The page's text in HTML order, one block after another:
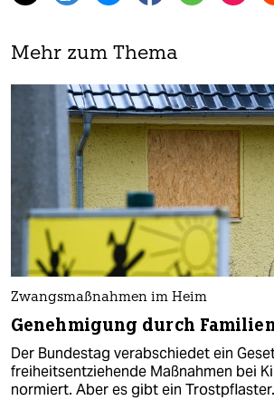
Mehr zum Thema
Zwangsmaßnahmen im Heim
Genehmigung durch
Der Bundestag verabschiedet ein
freiheitsentziehende Maßnahmen bei
normiert. Aber es gibt ein Trostpflaster.